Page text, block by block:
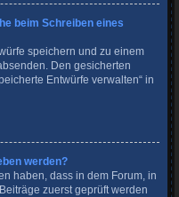
beim Schreiben eines
speichern und zu einem
Den gesicherten
Entwürfe verwalten“ in
werden?
haben, dass in dem Forum, in
zuerst geprüft werden